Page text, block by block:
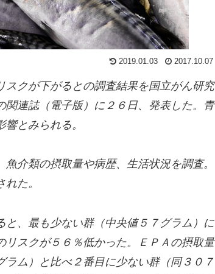
2019.01.03 2017.10.07
クが下がるとの調査結果を国立がん研究
連誌（電子版）に２６日、発表した。青
とみられる。
介類の摂取量や病歴、生活状況を調査。
た。
、最も少ない群（中央値５７グラム）に
スクが５６％低かった。ＥＰＡの摂取量
ム）と比べ２番目に少ない群（同３０７